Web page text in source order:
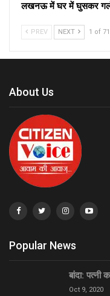
लखनऊ में घर में घुसकर
PREV NEXT 1 of 71
About Us
Popular News
बांदा: पत्नी
Oct 9, 2020